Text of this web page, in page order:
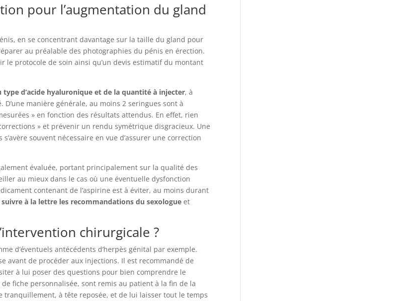
pour l’augmentation du gland
en se concentrant davantage sur la taille du gland pour
au préalable des photographies du pénis en érection.
le protocole de soin ainsi qu’un devis estimatif du montant
d’acide hyaluronique et de la quantité à injecter, à
manière générale, au moins 2 seringues sont à
» en fonction des résultats attendus. En effet, rien
» et prévenir un rendu symétrique disgracieux. Une
souvent nécessaire en vue d’assurer une correction
évaluée, portant principalement sur la qualité des
au mieux dans le cas où une éventuelle dysfonction
contenant de l’aspirine est à éviter, au moins durant
suivre à la lettre les recommandations du sexologueet
chirurgicale ?
d’éventuels antécédents d’herpès génital par exemple.
avant de procéder aux injections. Il est recommandé de
à lui poser des questions pour bien comprendre le
fiche personnalisée, sont remis au patient à la fin de la
à tête reposée, et de lui laisser tout le temps